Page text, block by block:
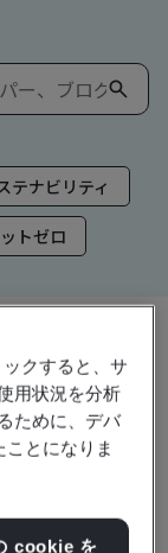
テナビリティ
トゼロ
クすると、サ
用状況を分析
ために、デバ
とになりま
cookie を